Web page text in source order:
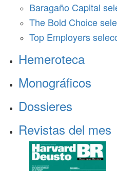
Baragaño Capital
The Bold Choice
Top Employers
Hemeroteca
Monográficos
Dossieres
Revistas del mes